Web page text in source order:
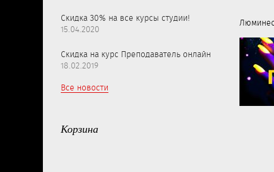
Скидка 30% на все курсы студии!
15.04.2020
Скидка на курс Преподаватель онлайн
18.02.2019
Все новости
Корзина